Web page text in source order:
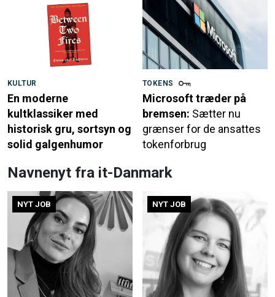
KULTUR
En moderne
kultklassiker med
historisk gru, sortsyn og
solid galgenhumor
TOKENS
Microsoft træder på
bremsen: Sætter nu
grænser for de ansattes
tokenforbrug
Navnenyt fra it-Danmark
NYT JOB NYT JOB